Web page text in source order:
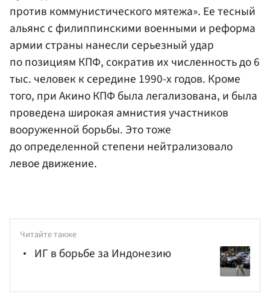
против коммунистического мятежа». Ее тесный
альянс с филиппинскими военными и реформа
армии страны нанесли серьезный удар
по позициям КПФ, сократив их численность до 6
тыс. человек к середине 1990-х годов. Кроме
того, при Акино КПФ была легализована, и была
проведена широкая амнистия участников
вооруженной борьбы. Это тоже
до определенной степени нейтрализовало
левое движение.
Читайте также
ИГ в борьбе за Индонезию